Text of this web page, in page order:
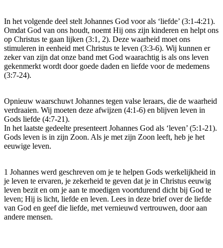
In het volgende deel stelt Johannes God voor als ‘liefde’ (3:1-4:21).
Omdat God van ons houdt, noemt Hij ons zijn kinderen en helpt ons
op Christus te gaan lijken (3:1, 2). Deze waarheid moet ons
stimuleren in eenheid met Christus te leven (3:3-6). Wij kunnen er
zeker van zijn dat onze band met God waarachtig is als ons leven
gekenmerkt wordt door goede daden en liefde voor de medemens
(3:7-24).
Opnieuw waarschuwt Johannes tegen valse leraars, die de waarheid
verdraaien. Wij moeten deze afwijzen (4:1-6) en blijven leven in
Gods liefde (4:7-21).
In het laatste gedeelte presenteert Johannes God als ‘leven’ (5:1-21).
Gods leven is in zijn Zoon. Als je met zijn Zoon leeft, heb je het
eeuwige leven.
1 Johannes werd geschreven om je te helpen Gods werkelijkheid in
je leven te ervaren, je zekerheid te geven dat je in Christus eeuwig
leven bezit en om je aan te moedigen voortdurend dicht bij God te
leven; Hij is licht, liefde en leven. Lees in deze brief over de liefde
van God en geef die liefde, met vernieuwd vertrouwen, door aan
andere mensen.